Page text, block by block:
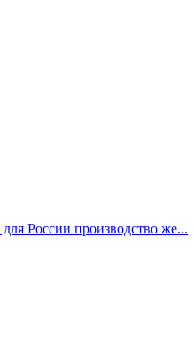
России производство же...